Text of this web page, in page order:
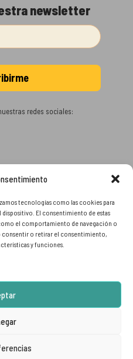
tecnologías como las cookies para
El consentimiento de estas
el comportamiento de navegación o
consentir o retirar el consentimiento,
y funciones.
newsletter
redes sociales: